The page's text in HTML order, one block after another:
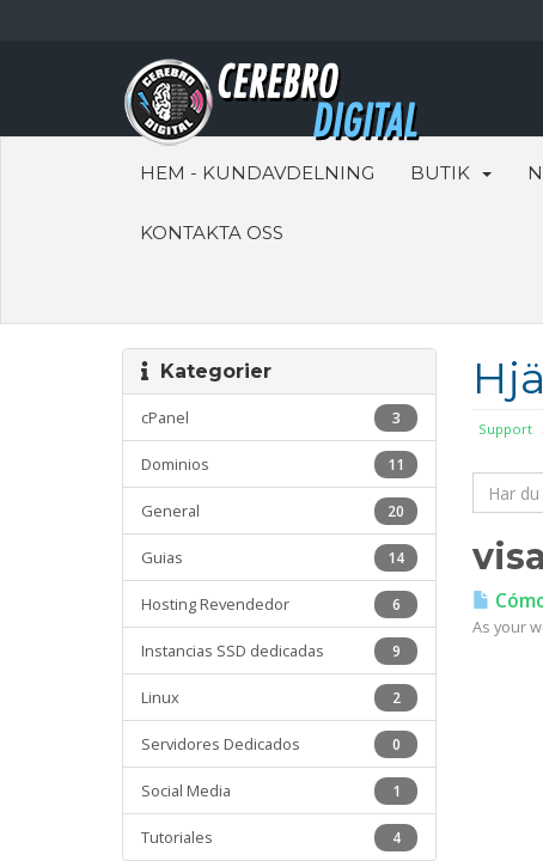
HEM - KUNDAVDELNING BUTIK
KONTAKTA OSS
Support
Kategorier
3
cPanel
11
Dominios
20
General
14
Guias
6
Hosting Revendedor
9
Instancias SSD dedicadas
2
Linux
0
Servidores Dedicados
1
Social Media
4
Tutoriales
As your